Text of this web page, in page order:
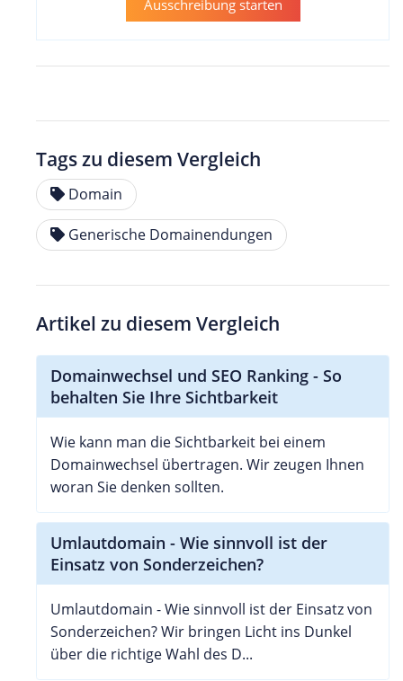
Ausschreibung starten
Tags zu diesem Vergleich
Domain
Generische Domainendungen
Artikel zu diesem Vergleich
Domainwechsel und SEO Ranking - So
behalten Sie Ihre Sichtbarkeit
Wie kann man die Sichtbarkeit bei einem
Domainwechsel übertragen. Wir zeugen Ihnen
woran Sie denken sollten.
Umlautdomain - Wie sinnvoll ist der
Einsatz von Sonderzeichen?
Umlautdomain - Wie sinnvoll ist der Einsatz von
Sonderzeichen? Wir bringen Licht ins Dunkel
über die richtige Wahl des D...